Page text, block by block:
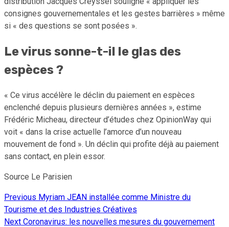
consignes gouvernementales et les gestes barrières » même
si « des questions se sont posées ».
Le virus sonne-t-il le glas des
espèces ?
« Ce virus accélère le déclin du paiement en espèces
enclenché depuis plusieurs dernières années », estime
Frédéric Micheau, directeur d’études chez OpinionWay qui
voit « dans la crise actuelle l’amorce d’un nouveau
mouvement de fond ». Un déclin qui profite déjà au paiement
sans contact, en plein essor.
Source Le Parisien
Continue
Reading
Previous Myriam JEAN installée comme Ministre du
Tourisme et des Industries Créatives
Next Coronavirus: les nouvelles mesures du gouvernement